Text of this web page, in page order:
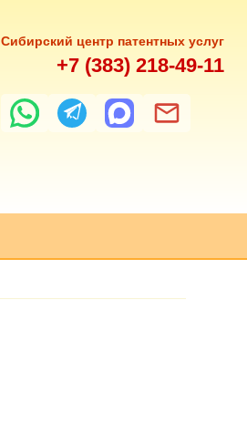
Сибирский центр патентных услуг
+7 (383) 218-49-11